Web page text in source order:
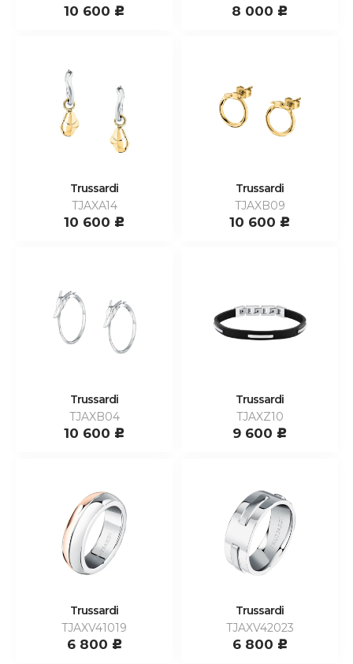
10 600 c 8 000 c
Trussardi
TJAXA14
10 600 c
Trussardi
TJAXB09
10 600 c
Trussardi
TJAXB04
10 600 c
Trussardi
TJAXZ10
9 600 c
Trussardi
TJAXV41019
6 800 c
Trussardi
TJAXV42023
6 800 c